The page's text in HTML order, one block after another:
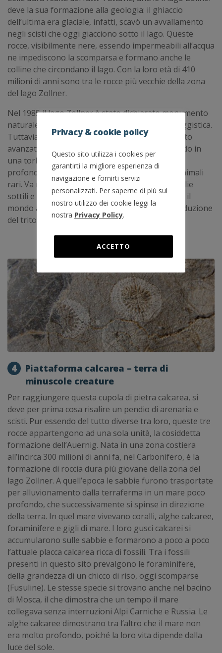
deve la sua formazione alla geologia: il ghiaccio
dell’ultima era glaciale, infatti, scavò un avvallamento
negli scisti che oggi giacciono sotto il lago. Queste
rocce, visibilmente nere, essendo impermeabili all’acqua
ne impediscono la scomparsa e formano anche le
colline che circondano il lago. Con la loro età di 410
milioni di anni sono tra le rocce più vecchie della zona
del lago Zollner.
Nel 1985 il lago Zollner è stato dichiarato monumento
naturale, soprattutto per la sua bellezza paesaggistica.
Tuttavia, l’interramento è già ad uno stadio molto
avanzato e il lago si sta lentamente trasformando in
una torbiera. Raggiunge al massimo tre metri di
profondità ed è anche un habitat di piante ed animali
rari. Va ricordata la presenza del biodo dalle foglie
sottili e della brasca alpina. Per quanto riguarda il
mondo animale è importante quale sito di riproduzione
del tritone alpestre.
4
Piattaforma calcarea – terra di
minuscole creature
Per raggiungere questa cupola di pietra calcarea, si
deve per prima cosa risalire un pendio di arenaria e
scisti. Pur essendo del tutto diverse tra loro, queste tre
rocce appartengono ad una sola unità, la cosiddetta
formazione dell’Auernig. Nata in una zona costiera
all’incirca 300 milioni di anni fa, nel Carbonifero, è la
formazione di roccia dura più giovane della zona del
lago Zollner. A quell’epoca le sabbie furono trasportate
per alluvionamento dalla terraferma in un mare poco
profondo, che successivamente si spinse in direzione
della terra. In quel mare vivevano coralli, alghe calcaree,
foraminifere e gigli di mare. I loro gusci calcarei si
accumularono sulle sabbie e formarono a poco a poco
l’attuale placca calcarea ricca di fossili. Tra i fossili
presenti in questo sito prevalgono le foraminifere,
della grandezza di un chicco di riso, oggi scomparse
(Fusuline). Le stesse specie si trovano anche nel bacino
di Mosca, il che dimostra che un tempo il mare
collegava senza interruzioni Alpi Carniche e Russia. Le
alghe calcaree dimostrano tra l’altro che il mare non
era molto profondo, poiché la loro vita dipende dalla
luce del sole.
Privacy & cookie policy
Questo sito utilizza i cookies per
garantirti la migliore esperienza di
navigazione e fornirti servizi
personalizzati. Per saperne di più sul
nostro utilizzo dei cookie leggi la
nostra Privacy Policy.
ACCETTO